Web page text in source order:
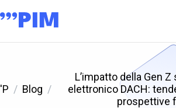
'P Blog
L’impatto della Gen
elettronico DACH:
prospettive